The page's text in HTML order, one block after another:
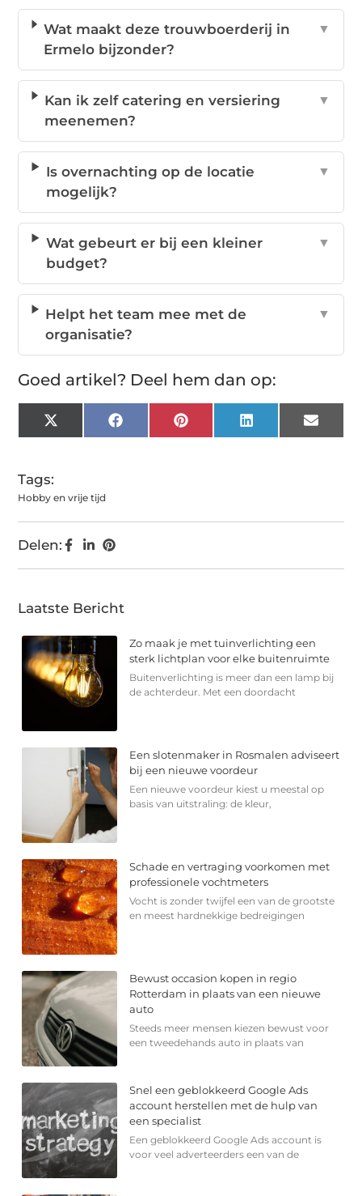
Wat maakt deze trouwboerderij in
Ermelo bijzonder?
▼
Kan ik zelf catering en versiering
meenemen?
▼
Is overnachting op de locatie
mogelijk?
▼
Wat gebeurt er bij een kleiner
budget?
▼
Helpt het team mee met de
organisatie?
▼
Goed artikel? Deel hem dan op:
X
(Twitter)
FacebookPinterest LinkedIn Email
Tags:
Hobby en vrije tijd
Delen:
Laatste Bericht
Zo maak je met tuinverlichting een
sterk lichtplan voor elke buitenruimte
Buitenverlichting is meer dan een lamp bij
de achterdeur. Met een doordacht
Een slotenmaker in Rosmalen adviseert
bij een nieuwe voordeur
Een nieuwe voordeur kiest u meestal op
basis van uitstraling: de kleur,
Schade en vertraging voorkomen met
professionele vochtmeters
Vocht is zonder twijfel een van de grootste
en meest hardnekkige bedreigingen
Bewust occasion kopen in regio
Rotterdam in plaats van een nieuwe
auto
Steeds meer mensen kiezen bewust voor
een tweedehands auto in plaats van
Snel een geblokkeerd Google Ads
account herstellen met de hulp van
een specialist
Een geblokkeerd Google Ads account is
voor veel adverteerders een van de